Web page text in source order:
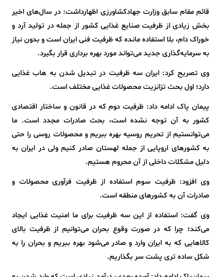
قائم مقام سابق وزارت جهادکشاورزی اظهارداشت: در سال‌های اخیر
بخش زیادی از ظرفیت صنایع غذایی کشور از جمله در تولید آرد و
خوراک دام، بلا استفاده مانده که ظرفیت فنی ایران است و بدون نیاز
به سرمایه‌گذاری جدید می‌تواند مورد بهره برداری قرار بگیرد.
وی تصریح کرد: ایران سه ظرفیت در تبدیل شدن به هاب غذایی
دارد؛ اول بحث تزانزیت محصولات غذایی مختلف است.
پیمان پاک ادامه داد: ظرفیت دوم که در قانون و ساختار اقتصادی
کشور به آن توجه نشده است، بحث صادرات مجدد است. ما
می‌توانستیم از تحریم روسیه بهره ببریم و محصولات روسی را حتی
به کشورهای اروپایی از جمله لهستان صادر کنیم ولی در ایران به
دلیل مشکلات داخلی از آن محروم هستیم.
وی افزود: ظرفیت سوم استفاده از ظرفیت فرآوری محصولات و
صادرات آن به کشورهای منطقه است.
وی گفت: استفاده از این سه ظرفیت برای ما امنیت غذایی ایجاد
می‌کند؛ چرا که در صورت وقوع بحران می‌توانیم از ظرفیت بالای
کالاهایی که به ایران وارد و صادر می‌شود بهره ببریم و بحران را به
شکل ساده تری پشت سر بگذاریم.